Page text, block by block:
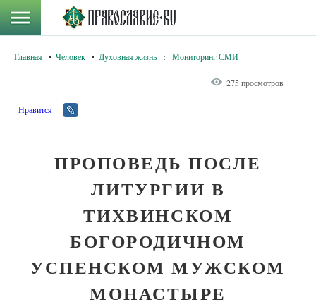
Главная Человек Духовная жизнь : Мониторинг СМИ
275 просмотров
Нравится
ПРОПОВЕДЬ ПОСЛЕ
ЛИТУРГИИ В
ТИХВИНСКОМ
БОГОРОДИЧНОМ
УСПЕНСКОМ МУЖСКОМ
МОНАСТЫРЕ